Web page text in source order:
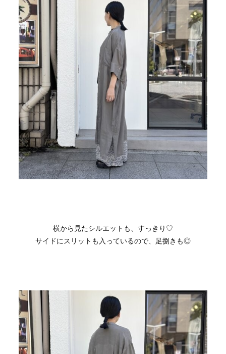
横から見たシルエットも、すっきり♡
サイドにスリットも入っているので、足捌きも◎